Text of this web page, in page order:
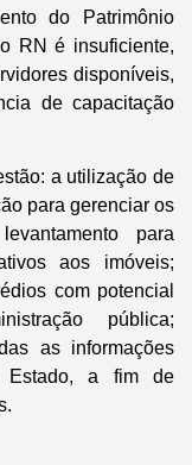
do Patrimônio
RN é insuficiente,
disponíveis,
de capacitação
a utilização de
para gerenciar os
para
aos imóveis;
com potencial
pública;
as informações
Estado, a fim de